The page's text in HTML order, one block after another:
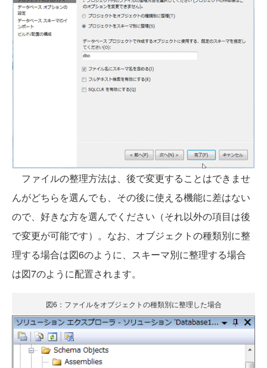
ファイルの整理方法は、後で変更することはできませ
んがどちらを選んでも、その後に使える機能に差はない
ので、好きな方を選んでください（それ以外の項目は後
で変更が可能です）。なお、オブジェクトの種類別に整
理する場合は図6のように、スキーマ別に整理する場合
は図7のように配置されます。
図6：ファイルをオブジェクトの種類別に整理した場合